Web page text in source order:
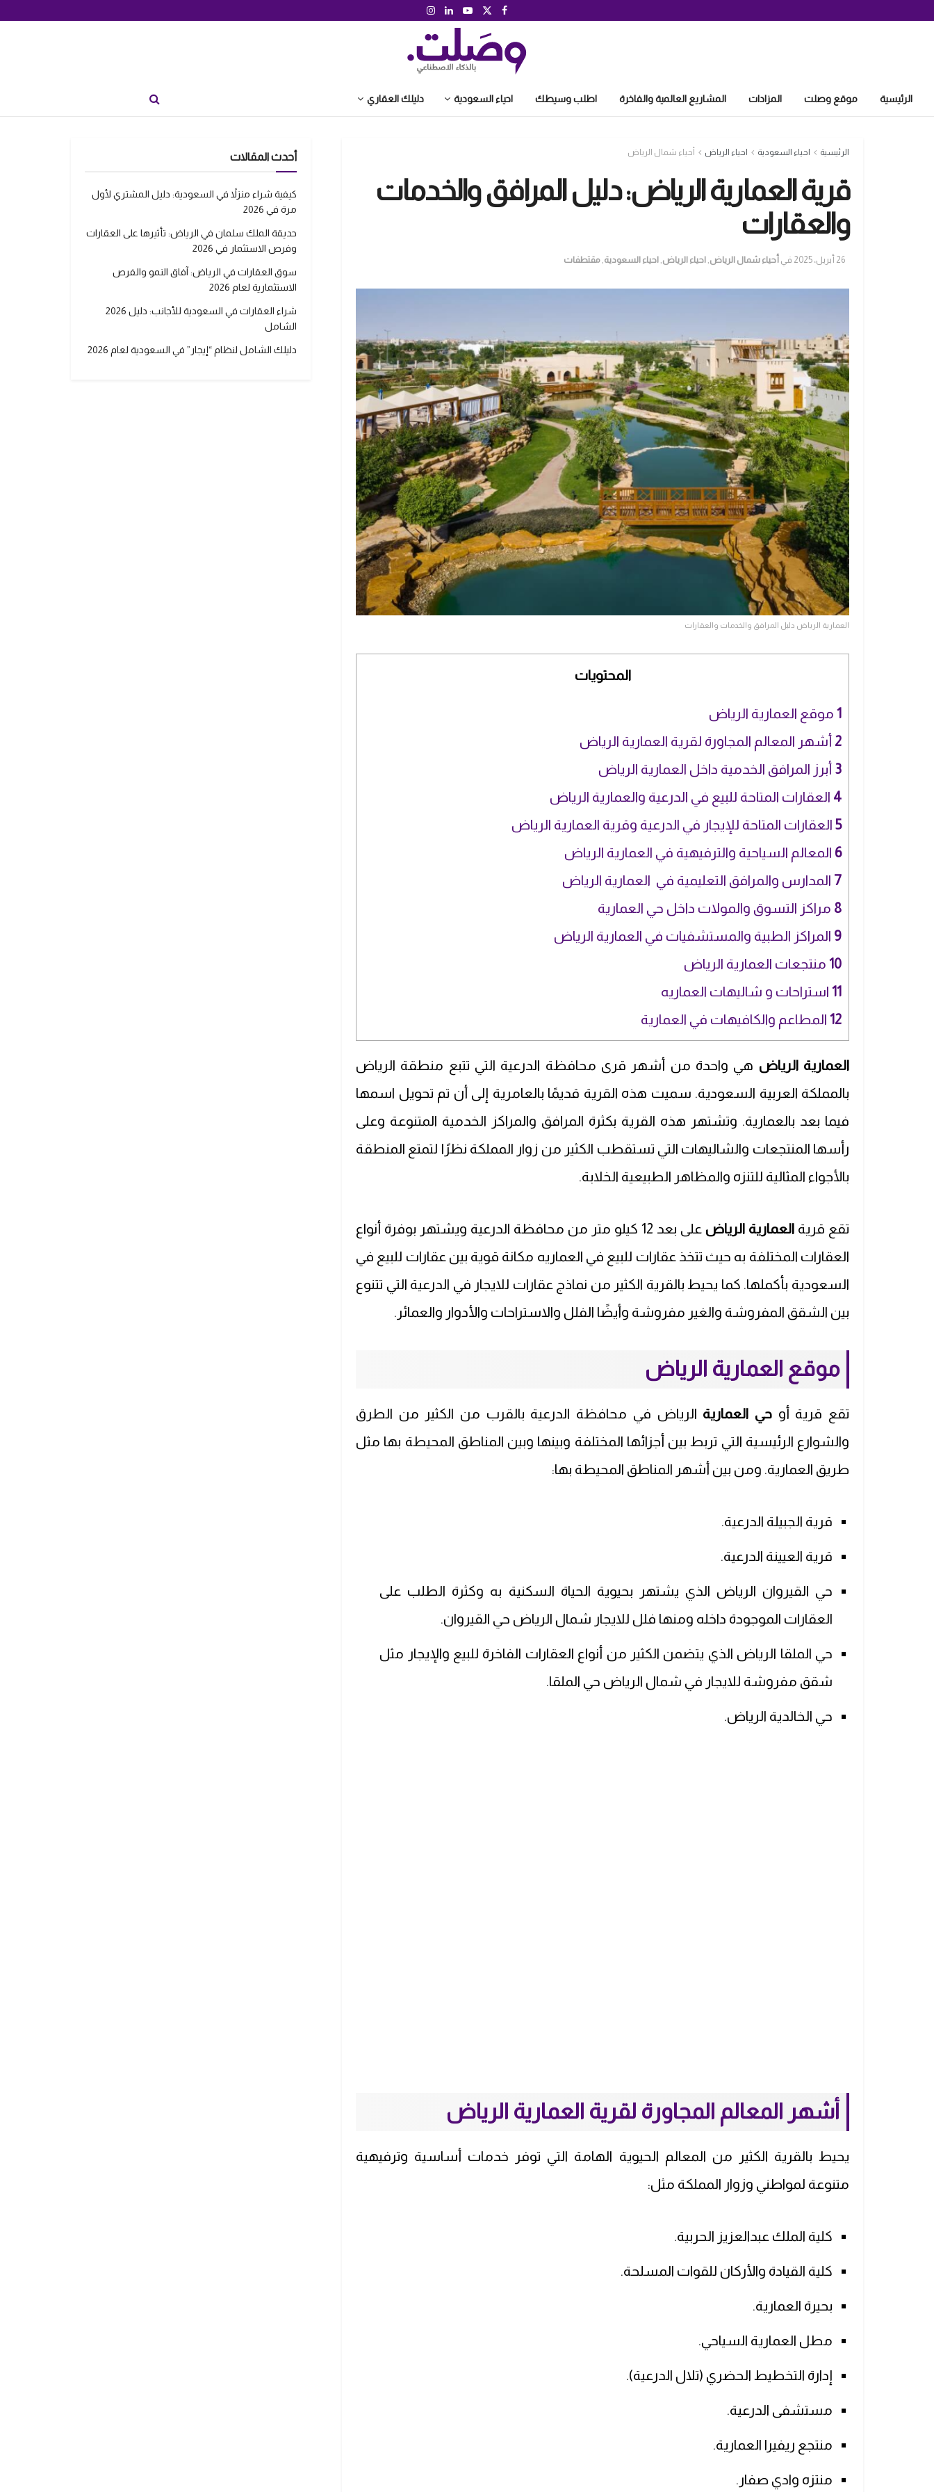
الرئيسية موقع وصلت المزادات المشاريع العالمية والفاخرة اطلب وسيطك احياء السعودية دليلك العقاري
الرئيسية احياء السعودية احياء الرياض أحياء شمال الرياض
قرية العمارية الرياض: دليل المرافق والخدمات
والعقارات
26 أبريل، 2025 في أحياء شمال الرياض احياء الرياض احياء السعودية مقتطفات
العمارية الرياض دليل المرافق والخدمات والعقارات
المحتويات
1 موقع العمارية الرياض
2 أشهر المعالم المجاورة لقرية العمارية الرياض
3 أبرز المرافق الخدمية داخل العمارية الرياض
4 العقارات المتاحة للبيع في الدرعية والعمارية الرياض
5 العقارات المتاحة للإيجار في الدرعية وقرية العمارية الرياض
6 المعالم السياحية والترفيهية في العمارية الرياض
7 المدارس والمرافق التعليمية في العمارية الرياض
8 مراكز التسوق والمولات داخل حي العمارية
9 المراكز الطبية والمستشفيات في العمارية الرياض
10 منتجعات العمارية الرياض
11 استراحات و شاليهات العماريه
12 المطاعم والكافيهات في العمارية
العمارية الرياض هي واحدة من أشهر قرى محافظة الدرعية التي تتبع منطقة الرياض
بالمملكة العربية السعودية. سميت هذه القرية قديمًا بالعامرية إلى أن تم تحويل اسمها
فيما بعد بالعمارية. وتشتهر هذه القرية بكثرة المرافق والمراكز الخدمية المتنوعة وعلى
رأسها المنتجعات والشاليهات التي تستقطب الكثير من زوار المملكة نظرًا لتمتع المنطقة
بالأجواء المثالية للتنزه والمظاهر الطبيعية الخلابة.
تقع قرية العمارية الرياض
على بعد 12 كيلو متر من محافظة الدرعية ويشتهر بوفرة أنواع
العقارات المختلفة به حيث تتخذ عقارات للبيع في العماريه مكانة قوية بين عقارات للبيع في
السعودية بأكملها. كما يحيط بالقرية الكثير من نماذج عقارات للايجار في الدرعية التي تتنوع
بين الشقق المفروشة والغير مفروشة وأيضًا الفلل والاستراحات والأدوار والعمائر.
موقع العمارية الرياض
تقع قرية أوحي العمارية الرياض في محافظة الدرعية بالقرب من الكثير من الطرق
والشوارع الرئيسية التي تربط بين أجزائها المختلفة وبينها وبين المناطق المحيطة بها مثل
طريق العمارية. ومن بين أشهر المناطق المحيطة بها:
قرية الجبيلة الدرعية.
قرية العيينة الدرعية.
حي القيروان الرياض الذي يشتهر بحيوية الحياة السكنية به وكثرة الطلب على
العقارات الموجودة داخله ومنها فلل للايجار شمال الرياض حي القيروان.
حي الملقا الرياض الذي يتضمن الكثير من أنواع العقارات الفاخرة للبيع والإيجار مثل
شقق مفروشة للايجار في شمال الرياض حي الملقا.
حي الخالدية الرياض.
أشهر المعالم المجاورة لقرية العمارية الرياض
يحيط بالقرية الكثير من المعالم الحيوية الهامة التي توفر خدمات أساسية وترفيهية
متنوعة لمواطني وزوار المملكة مثل:
كلية الملك عبدالعزيز الحربية.
كلية القيادة والأركان للقوات المسلحة.
بحيرة العمارية.
مطل العمارية السياحي.
إدارة التخطيط الحضري (تلال الدرعية).
مستشفى الدرعية.
منتجع ريفيرا العمارية.
منتزه وادي صفار.
أحدث المقالات
كيفية شراء منزلاً في السعودية: دليل المشتري لأول
مرة في 2026
حديقة الملك سلمان في الرياض: تأثيرها على العقارات
وفرص الاستثمار في 2026
سوق العقارات في الرياض: آفاق النمو والفرص
الاستثمارية لعام 2026
شراء العقارات في السعودية للأجانب: دليل 2026
الشامل
دليلك الشامل لنظام “إيجار” في السعودية لعام 2026